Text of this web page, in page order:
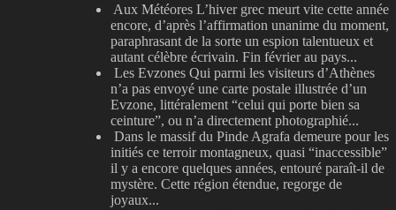
Aux Météores L’hiver grec meurt vite cette année
encore, d’après l’affirmation unanime du moment,
paraphrasant de la sorte un espion talentueux et
autant célèbre écrivain. Fin février au pays...
Les Evzones Qui parmi les visiteurs d’Athènes
n’a pas envoyé une carte postale illustrée d’un
Evzone, littéralement “celui qui porte bien sa
ceinture”, ou n’a directement photographié...
Dans le massif du Pinde Agrafa demeure pour les
initiés ce terroir montagneux, quasi “inaccessible”
il y a encore quelques années, entouré paraît-il de
mystère. Cette région étendue, regorge de
joyaux...